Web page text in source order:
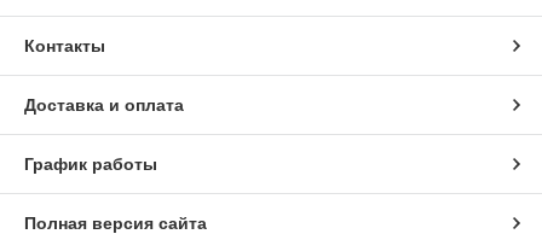
Контакты
Доставка и оплата
График работы
Полная версия сайта